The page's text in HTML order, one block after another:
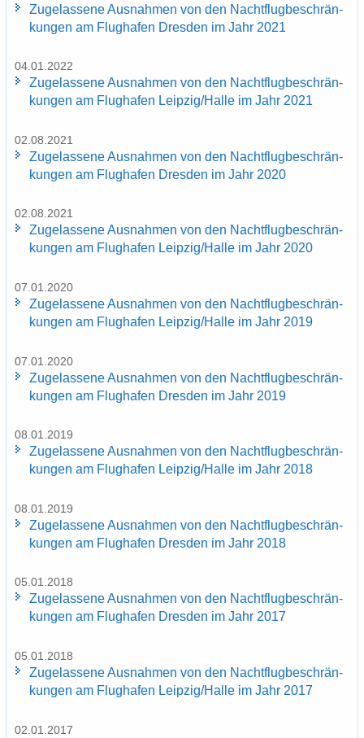
Zu­ge­las­se­ne Aus­nah­men von den Nacht­flug­be­schrän­
kun­gen am Flug­ha­fen Dres­den im Jahr 2021
04.01.2022
Zu­ge­las­se­ne Aus­nah­men von den Nacht­flug­be­schrän­
kun­gen am Flug­ha­fen Leip­zig/Halle im Jahr 2021
02.08.2021
Zu­ge­las­se­ne Aus­nah­men von den Nacht­flug­be­schrän­
kun­gen am Flug­ha­fen Dres­den im Jahr 2020
02.08.2021
Zu­ge­las­se­ne Aus­nah­men von den Nacht­flug­be­schrän­
kun­gen am Flug­ha­fen Leip­zig/Halle im Jahr 2020
07.01.2020
Zu­ge­las­se­ne Aus­nah­men von den Nacht­flug­be­schrän­
kun­gen am Flug­ha­fen Leip­zig/Halle im Jahr 2019
07.01.2020
Zu­ge­las­se­ne Aus­nah­men von den Nacht­flug­be­schrän­
kun­gen am Flug­ha­fen Dres­den im Jahr 2019
08.01.2019
Zu­ge­las­se­ne Aus­nah­men von den Nacht­flug­be­schrän­
kun­gen am Flug­ha­fen Leip­zig/Halle im Jahr 2018
08.01.2019
Zu­ge­las­se­ne Aus­nah­men von den Nacht­flug­be­schrän­
kun­gen am Flug­ha­fen Dres­den im Jahr 2018
05.01.2018
Zu­ge­las­se­ne Aus­nah­men von den Nacht­flug­be­schrän­
kun­gen am Flug­ha­fen Dres­den im Jahr 2017
05.01.2018
Zu­ge­las­se­ne Aus­nah­men von den Nacht­flug­be­schrän­
kun­gen am Flug­ha­fen Leip­zig/Halle im Jahr 2017
02.01.2017